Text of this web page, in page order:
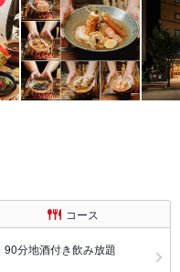
コース
90分地酒付き飲み放題